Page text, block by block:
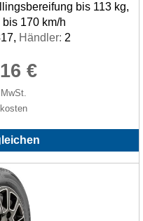
bis 113 kg,
170 km/h
Händler: 2
€